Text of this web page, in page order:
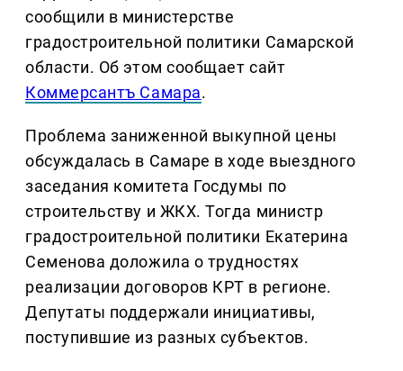
сообщили в министерстве
градостроительной политики Самарской
области. Об этом сообщает сайт
Коммерсантъ Самара.
Проблема заниженной выкупной цены
обсуждалась в Самаре в ходе выездного
заседания комитета Госдумы по
строительству и ЖКХ. Тогда министр
градостроительной политики Екатерина
Семенова доложила о трудностях
реализации договоров КРТ в регионе.
Депутаты поддержали инициативы,
поступившие из разных субъектов.